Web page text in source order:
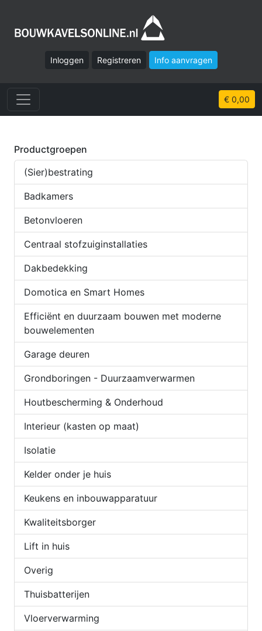
Inloggen Registreren Info aanvragen
€ 0,00
Productgroepen
(Sier)bestrating
Badkamers
Betonvloeren
Centraal stofzuiginstallaties
Dakbedekking
Domotica en Smart Homes
Efficiënt en duurzaam bouwen met moderne
bouwelementen
Garage deuren
Grondboringen - Duurzaamverwarmen
Houtbescherming & Onderhoud
Interieur (kasten op maat)
Isolatie
Kelder onder je huis
Keukens en inbouwapparatuur
Kwaliteitsborger
Lift in huis
Overig
Thuisbatterijen
Vloerverwarming